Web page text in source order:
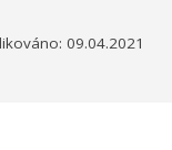
09.04.2021